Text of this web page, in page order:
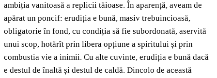
ambiția vanitoasă a replicii tăioase. În aparență, aveam de
apărat un poncif: erudiția e bună, masiv trebuincioasă,
obligatorie în fond, cu condiția să fie subordonată, aservită
unui scop, hotărît prin libera opțiune a spiritului și prin
combustia vie a inimii. Cu alte cuvinte, erudiția e bună dacă
e destul de înaltă și destul de caldă. Dincolo de această